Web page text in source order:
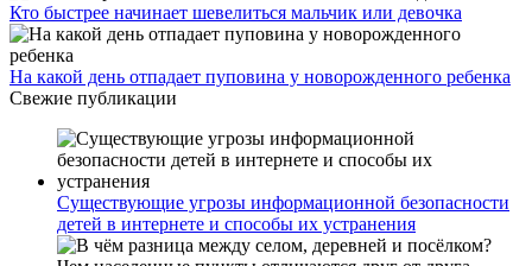
Кто быстрее начинает шевелиться мальчик или девочка
На какой день отпадает пуповина у новорожденного ребенка
Свежие публикации
Существующие угрозы информационной безопасности
детей в интернете и способы их устранения